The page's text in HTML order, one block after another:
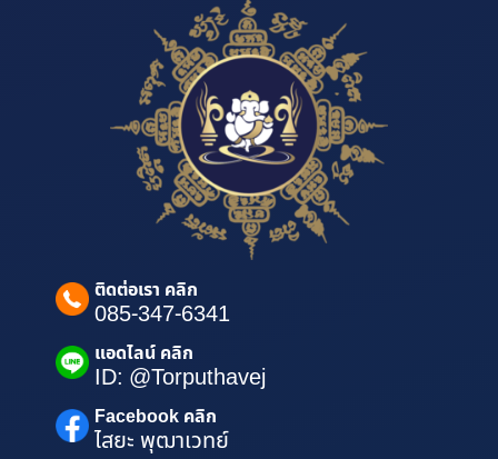
ติดต่อเรา คลิก
085-347-6341
แอดไลน์ คลิก
ID: @Torputhavej
Facebook คลิก
ไสยะ พุฒาเวทย์